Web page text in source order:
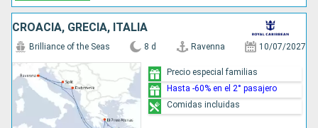
CROACIA, GRECIA, ITALIA
Brilliance of the Seas 8 d Ravenna 10/07/2027
Precio especial familias
Hasta -60% en el 2° pasajero
Comidas incluidas